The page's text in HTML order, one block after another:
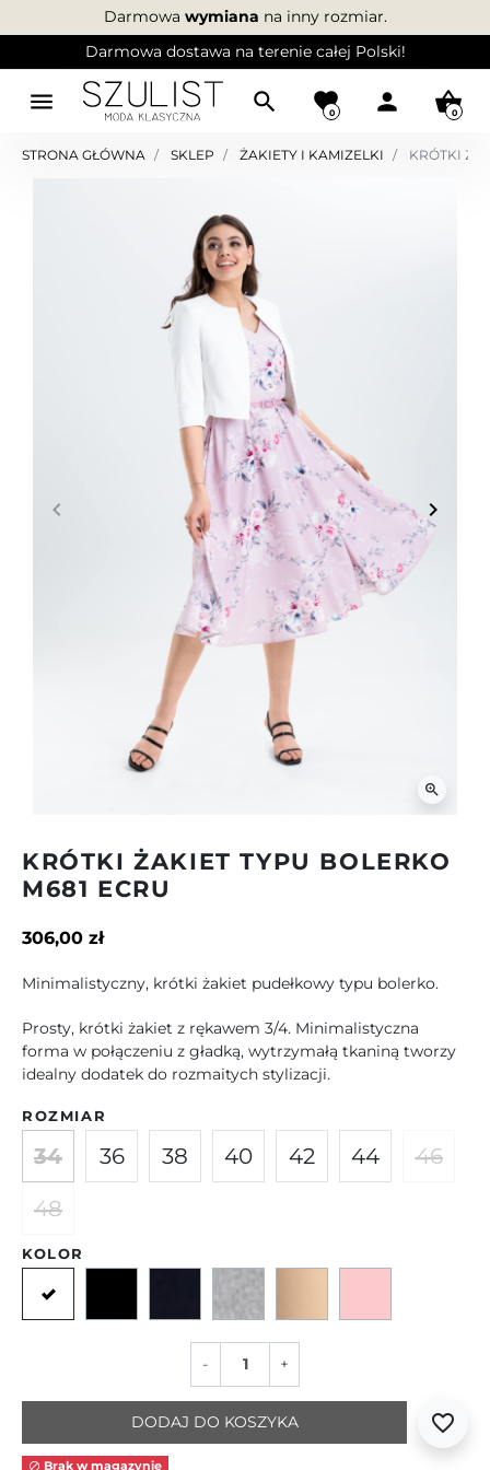
Darmowa wymiana na inny rozmiar.
Darmowa dostawa na terenie całej Polski!
menu search favorite
0 person shopping_basket
0
STRONA GŁÓWNA SKLEP ŻAKIETY I KAMIZELKI KRÓTKI
Poprzedni
keyboard_arrow_left keyboard_arrow_right
zoom_in
KRÓTKI ŻAKIET TYPU BOLERKO
M681 ECRU
306,00 zł
Minimalistyczny, krótki żakiet pudełkowy typu bolerko.
Prosty, krótki żakiet z rękawem 3/4. Minimalistyczna
forma w połączeniu z gładką, wytrzymałą tkaniną tworzy
idealny dodatek do rozmaitych stylizacji.
ROZMIAR
34 36 38 40 42 44
46
48
KOLOR
- +
DODAJ DO KOSZYKA favorite_border
 Brak w magazynie